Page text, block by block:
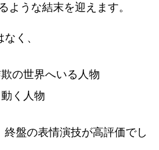
ような結末を迎えます。
く、
の世界へいる人物
く人物
終盤の表情演技が高評価でし